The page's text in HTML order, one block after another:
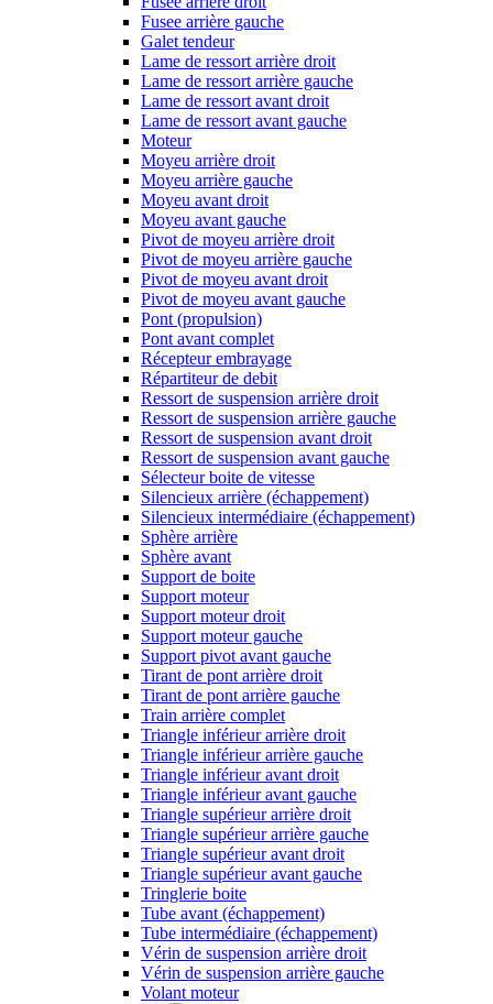
Fusee arrière gauche
Galet tendeur
Lame de ressort arrière droit
Lame de ressort arrière gauche
Lame de ressort avant droit
Lame de ressort avant gauche
Moteur
Moyeu arrière droit
Moyeu arrière gauche
Moyeu avant droit
Moyeu avant gauche
Pivot de moyeu arrière droit
Pivot de moyeu arrière gauche
Pivot de moyeu avant droit
Pivot de moyeu avant gauche
Pont (propulsion)
Pont avant complet
Récepteur embrayage
Répartiteur de debit
Ressort de suspension arrière droit
Ressort de suspension arrière gauche
Ressort de suspension avant droit
Ressort de suspension avant gauche
Sélecteur boite de vitesse
Silencieux arrière (échappement)
Silencieux intermédiaire (échappement)
Sphère arrière
Sphère avant
Support de boite
Support moteur
Support moteur droit
Support moteur gauche
Support pivot avant gauche
Tirant de pont arrière droit
Tirant de pont arrière gauche
Train arrière complet
Triangle inférieur arrière droit
Triangle inférieur arrière gauche
Triangle inférieur avant droit
Triangle inférieur avant gauche
Triangle supérieur arrière droit
Triangle supérieur arrière gauche
Triangle supérieur avant droit
Triangle supérieur avant gauche
Tringlerie boite
Tube avant (échappement)
Tube intermédiaire (échappement)
Vérin de suspension arrière droit
Vérin de suspension arrière gauche
Volant moteur